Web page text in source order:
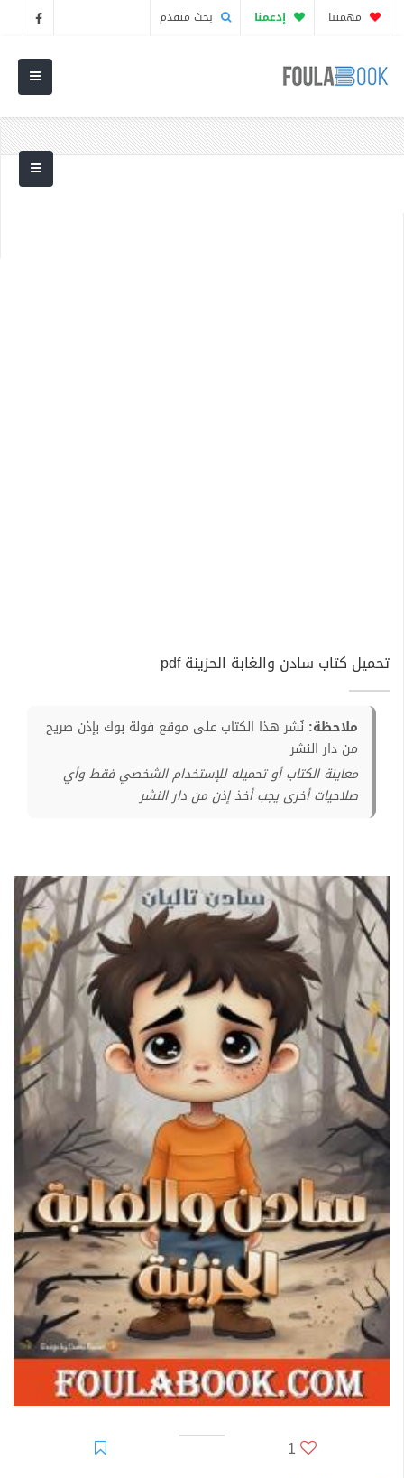
مهمتنا إدعمنا بحث متقدم
تحميل كتاب سادن والغابة الحزينة pdf
ملاحظة: نُشر هذا الكتاب على موقع فولة بوك بإذن صريح
من دار النشر
معاينة الكتاب أو تحميله للإستخدام الشخصي فقط وأي
صلاحيات أخرى يجب أخذ إذن من دار النشر
1